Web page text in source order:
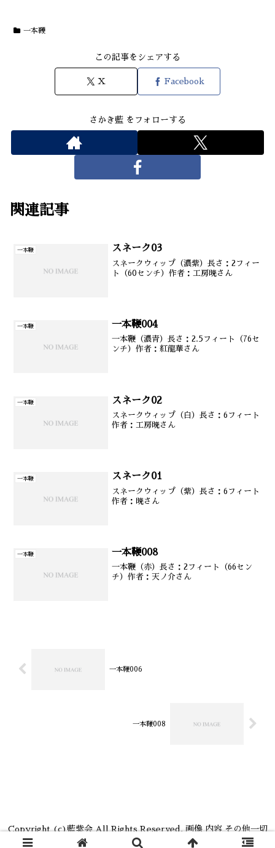
一本鞭
この記事をシェアする
X Facebook
さかき藍 をフォローする
関連記事
一本鞭 スネーク03
スネークウィップ（濃紫）長さ：2フィー
ト（60センチ）作者：工房暁さん
一本鞭 一本鞭004
一本鞭（濃青）長さ：2.5フィート（76セ
ンチ）作者：紅龍華さん
一本鞭 スネーク02
スネークウィップ（白）長さ：6フィート
作者：工房暁さん
一本鞭 スネーク01
スネークウィップ（紫）長さ：6フィート
作者：暁さん
一本鞭 一本鞭008
一本鞭（赤）長さ：2フィート（66セン
チ）作者：天ノ介さん
一本鞭006
一本鞭008
Copyright (c)藍紫会 All Rights Reserved. 画像 内容 その他一切
の無断転載、二次使用を禁じます。